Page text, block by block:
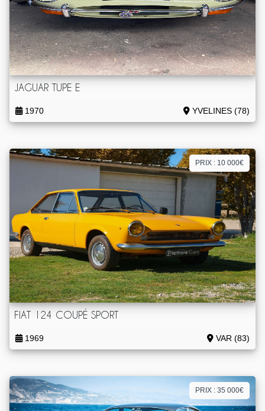
JAGUAR TUPE E
1970 YVELINES (78)
PRIX : 10 000€
FIAT 124 COUPÉ SPORT
1969 VAR (83)
PRIX : 35 000€